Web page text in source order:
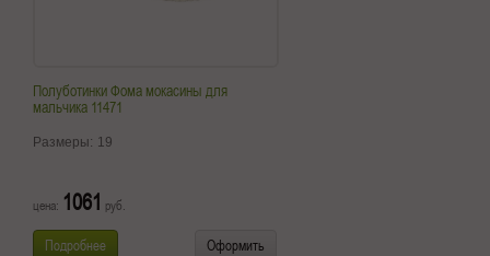
Полуботинки Фома мокасины для
мальчика 11471
Размеры: 19
цена: 1061 руб.
Подробнее Оформить